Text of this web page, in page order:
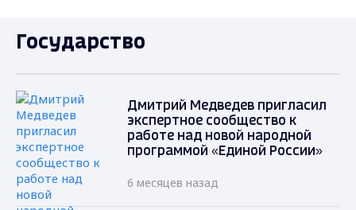
Государство
Дмитрий Медведев пригласил
экспертное сообщество к
работе над новой народной
программой «Единой России»
6 месяцев назад